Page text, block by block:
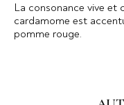
La consonance vive et
cardamome est
pomme rouge.